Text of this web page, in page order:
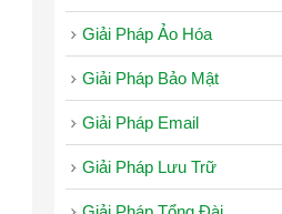
Giải Pháp Ảo Hóa
Giải Pháp Bảo Mật
Giải Pháp Email
Giải Pháp Lưu Trữ